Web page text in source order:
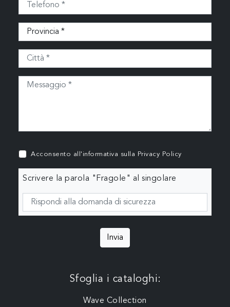
Acconsento all'informativa sulla Privacy Policy
Scrivere la parola "Fragole" al singolare
Invia
Sfoglia i cataloghi:
Wave Collection